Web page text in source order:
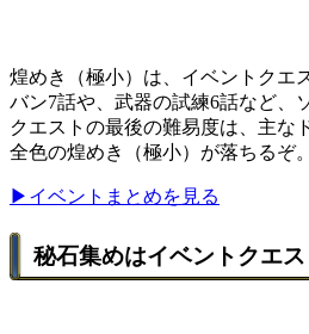
煌めき（極小）は、イベントクエ
バン7話や、武器の試練6話など、
クエストの最後の難易度は、主な
全色の煌めき（極小）が落ちるぞ。
▶イベントまとめを見る
秘石集めはイベントクエス